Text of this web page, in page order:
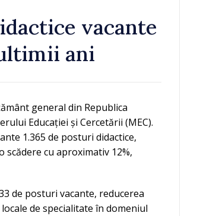
vacante
ani
general din Republica
Educației și Cercetării (MEC).
1.365 de posturi didactice,
scădere cu aproximativ 12%,
de posturi vacante, reducerea
de specialitate în domeniul